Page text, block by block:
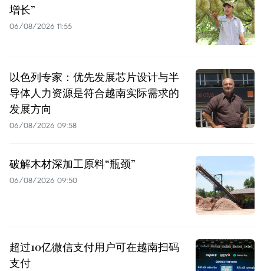
增长”
06/08/2026 11:55
以色列专家：优先发展芯片设计与半
导体人力资源是符合越南实际需求的
发展方向
06/08/2026 09:58
破解木材深加工原料“瓶颈”
06/08/2026 09:50
超过10亿微信支付用户可在越南扫码
支付